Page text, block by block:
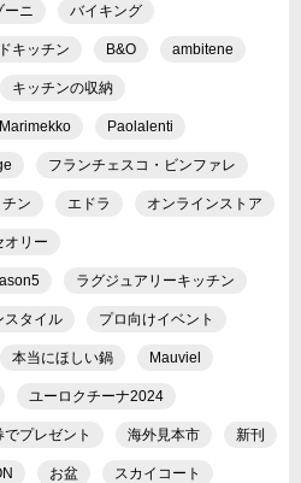
ーニ バイキング
キッチン B&O ambitene
キッチンの収納
Marimekko Paolalenti
フランチェスコ・ビンファレ
ン エドラ オンラインストア
オリー
ラグジュアリーキッチン
スタイル プロ向けイベント
本当にほしい鍋 Mauviel
ユーロクチーナ2024
でプレゼント 海外見本市 新刊
お盆 スカイコート